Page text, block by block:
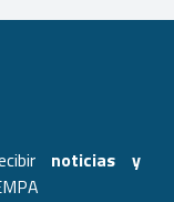
noticias y